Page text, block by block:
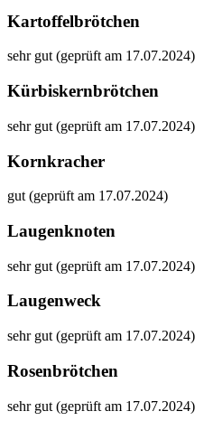
Kartoffelbrötchen
sehr gut (geprüft am 17.07.2024)
Kürbiskernbrötchen
sehr gut (geprüft am 17.07.2024)
Kornkracher
gut (geprüft am 17.07.2024)
Laugenknoten
sehr gut (geprüft am 17.07.2024)
Laugenweck
sehr gut (geprüft am 17.07.2024)
Rosenbrötchen
sehr gut (geprüft am 17.07.2024)